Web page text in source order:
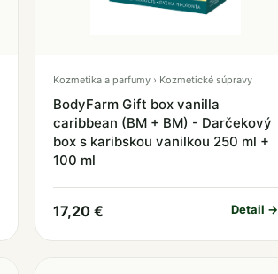
Kozmetika a parfumy › Kozmetické súpravy
BodyFarm Gift box vanilla
caribbean (BM + BM) - Darčekový
box s karibskou vanilkou 250 ml +
100 ml
17,20 € Detail →